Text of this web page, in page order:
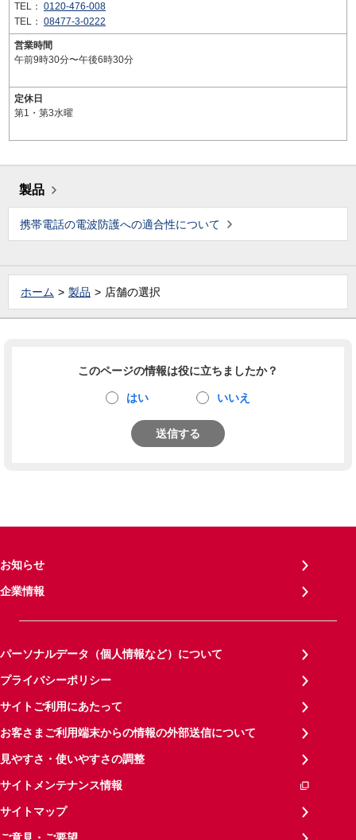
TEL： 0120-476-008
TEL： 08477-3-0222
営業時間
午前9時30分〜午後6時30分
定休日
第1・第3水曜
製品
携帯電話の電波防護への適合性について
ホーム 製品 店舗の選択
このページの情報は役に立ちましたか？
はい いいえ
送信する
お知らせ
企業情報
パーソナルデータ（個人情報など）について
プライバシーポリシー
サイトご利用にあたって
お客さまご利用端末からの情報の外部送信について
見やすさ・使いやすさの調整
サイトメンテナンス情報
サイトマップ